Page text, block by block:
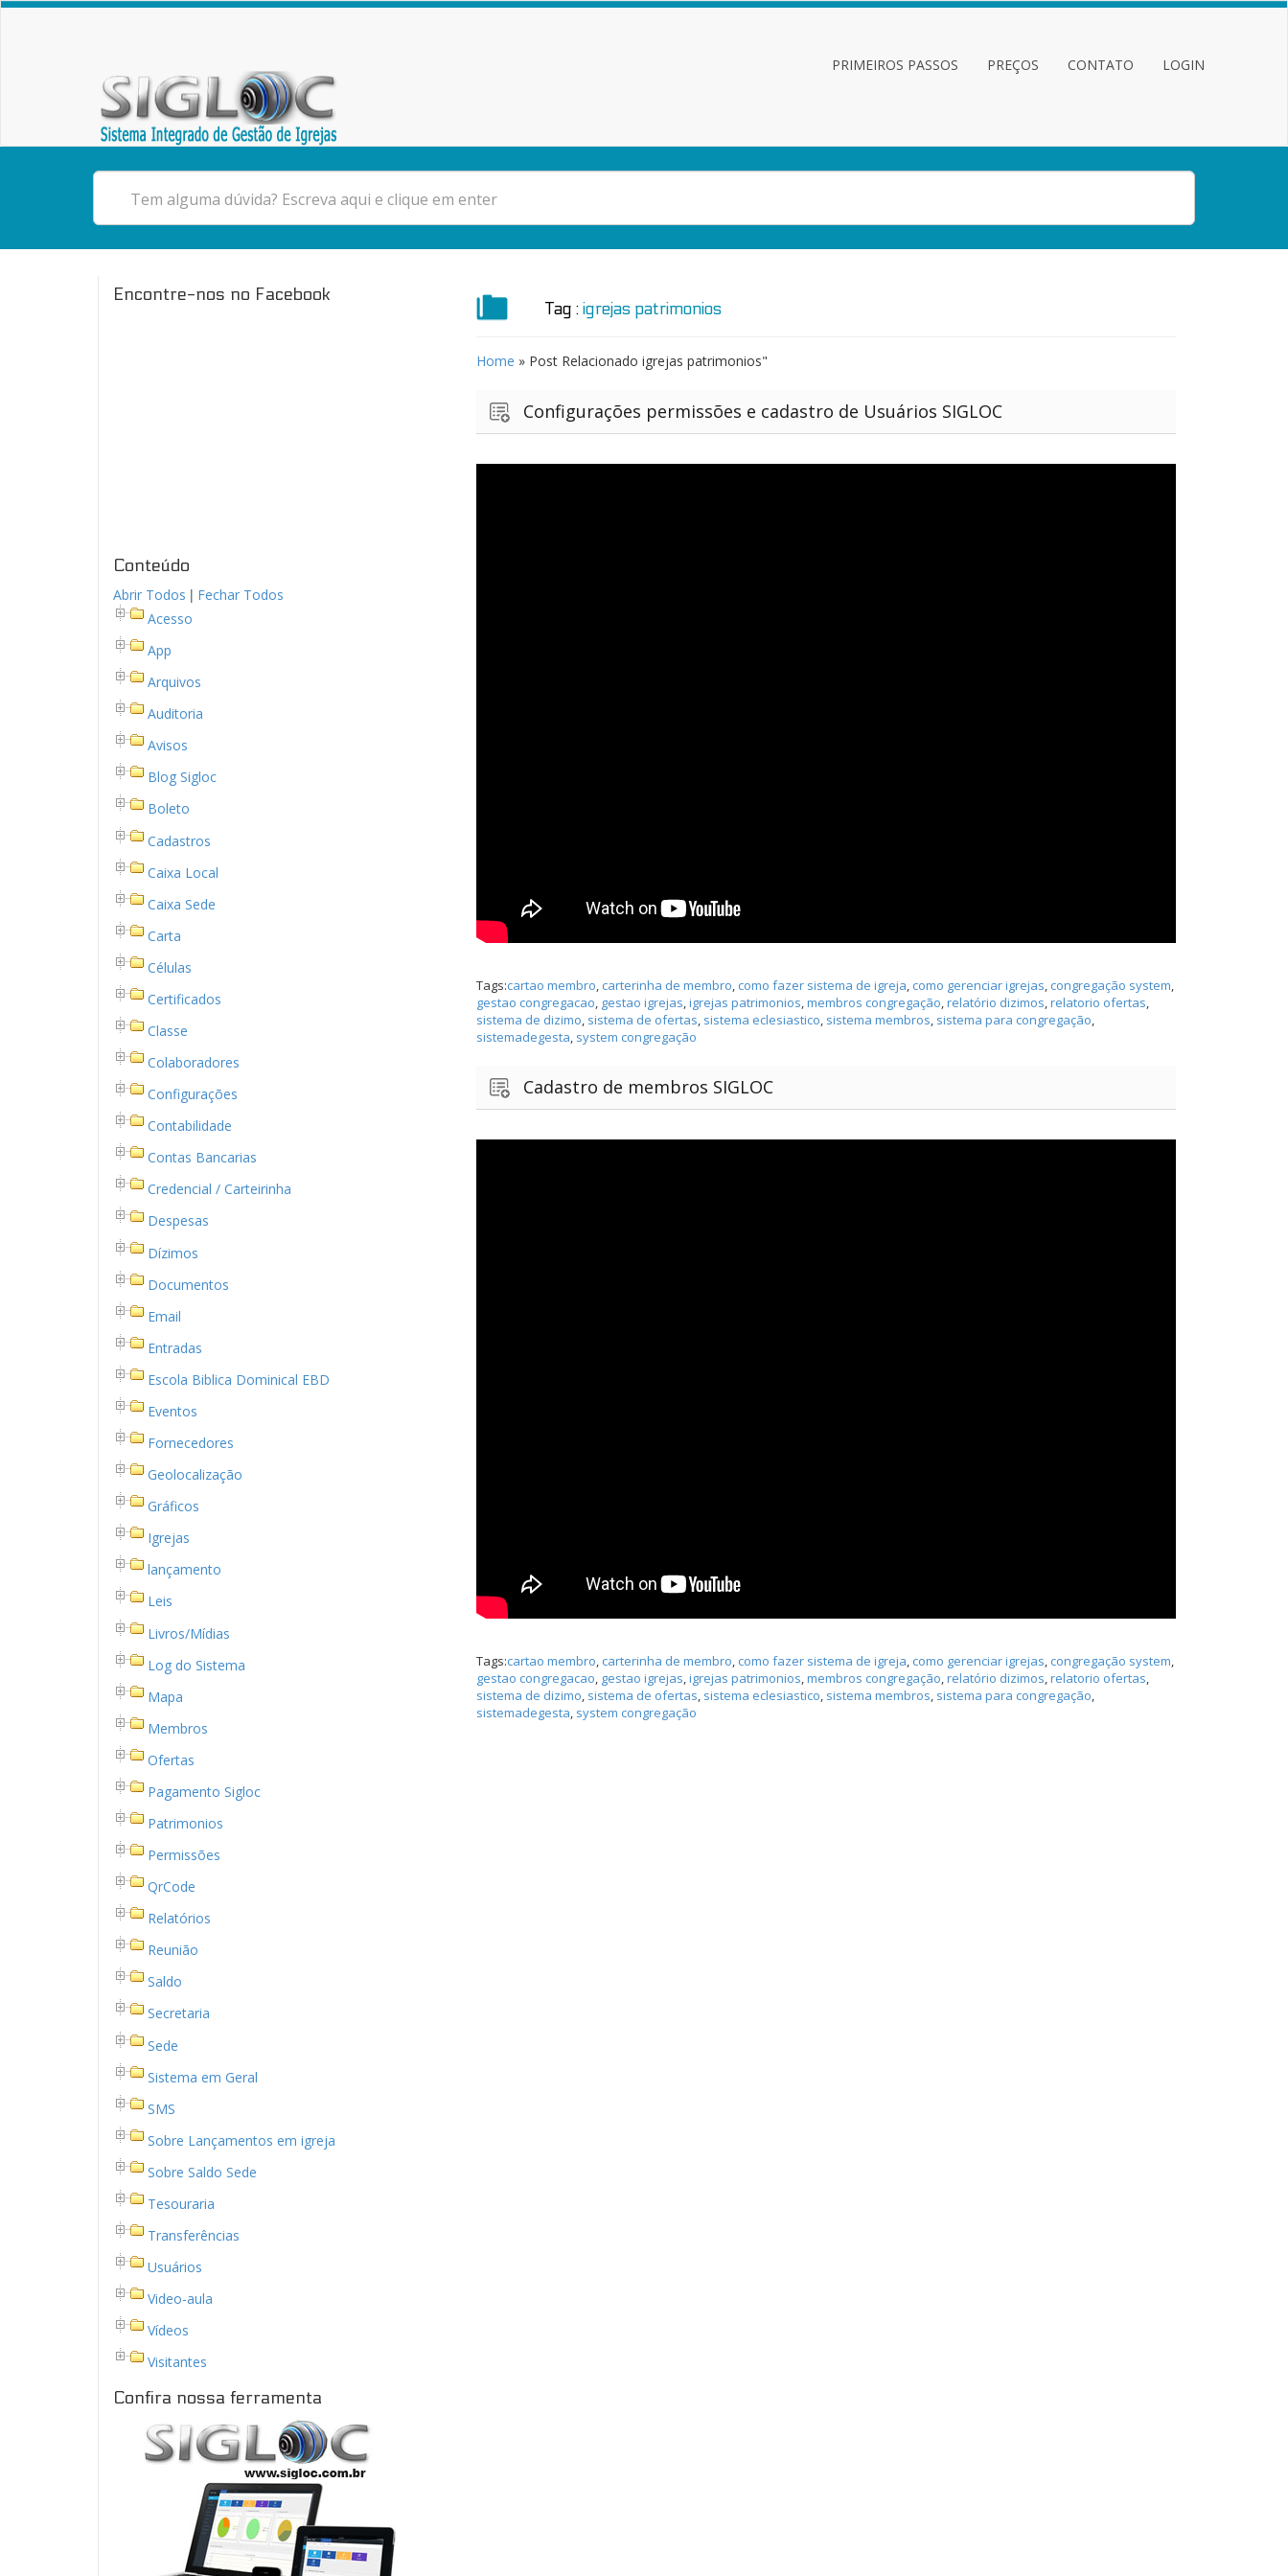
PRIMEIROS PASSOS PREÇOS CONTATO LOGIN
Encontre-nos no Facebook
Conteúdo
Abrir Todos | Fechar Todos
Acesso
App
Arquivos
Auditoria
Avisos
Blog Sigloc
Boleto
Cadastros
Caixa Local
Caixa Sede
Carta
Células
Certificados
Classe
Colaboradores
Configurações
Contabilidade
Contas Bancarias
Credencial / Carteirinha
Despesas
Dízimos
Documentos
Email
Entradas
Escola Biblica Dominical EBD
Eventos
Fornecedores
Geolocalização
Gráficos
Igrejas
lançamento
Leis
Livros/Mídias
Log do Sistema
Mapa
Membros
Ofertas
Pagamento Sigloc
Patrimonios
Permissões
QrCode
Relatórios
Reunião
Saldo
Secretaria
Sede
Sistema em Geral
SMS
Sobre Lançamentos em igreja
Sobre Saldo Sede
Tesouraria
Transferências
Usuários
Video-aula
Vídeos
Visitantes
Confira nossa ferramenta
Tag : igrejas patrimonios
Home » Post Relacionado igrejas patrimonios"
Configurações permissões e cadastro de Usuários SIGLOC
Tags:cartao membro carterinha de membro como fazer sistema de igreja como gerenciar igrejas congregação system
gestao congregacao gestao igrejas igrejas patrimonios membros congregação relatório dizimos relatorio ofertas
sistema de dizimo sistema de ofertas sistema eclesiastico sistema membros sistema para congregação
sistemadegesta system congregação
Cadastro de membros SIGLOC
Tags:cartao membro carterinha de membro como fazer sistema de igreja como gerenciar igrejas congregação system
gestao congregacao gestao igrejas igrejas patrimonios membros congregação relatório dizimos relatorio ofertas
sistema de dizimo sistema de ofertas sistema eclesiastico sistema membros sistema para congregação
sistemadegesta system congregação